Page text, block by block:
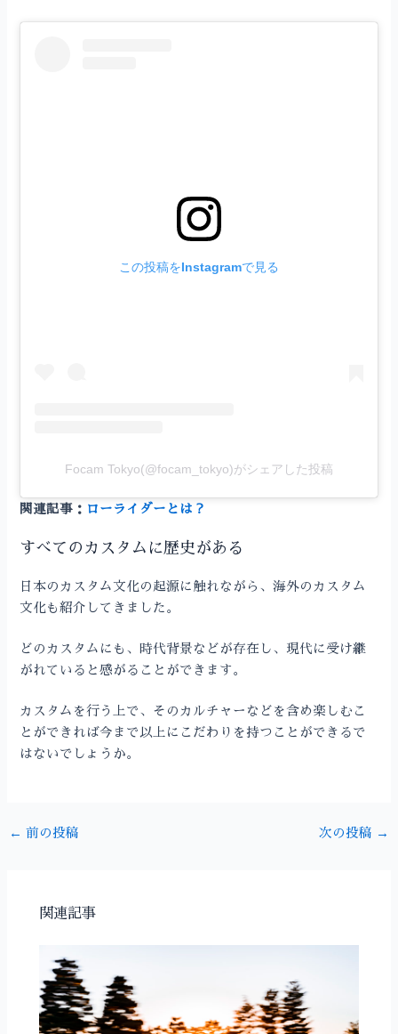
この投稿をInstagramで見る
Focam Tokyo(@focam_tokyo)がシェアした投稿
関連記事： ローライダーとは？
すべてのカスタムに歴史がある
日本のカスタム文化の起源に触れながら、海外のカスタム
文化も紹介してきました。
どのカスタムにも、時代背景などが存在し、現代に受け継
がれていると感がることができます。
カスタムを行う上で、そのカルチャーなどを含め楽しむこ
とができれば今まで以上にこだわりを持つことができるで
はないでしょうか。
← 前の投稿 次の投稿 →
関連記事